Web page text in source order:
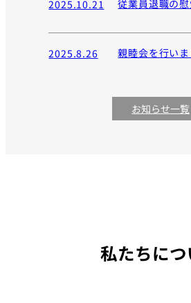
2025.10.21 従業員退職の
2025.8.26 親睦会を行い
お知らせ一覧
私たちにつ